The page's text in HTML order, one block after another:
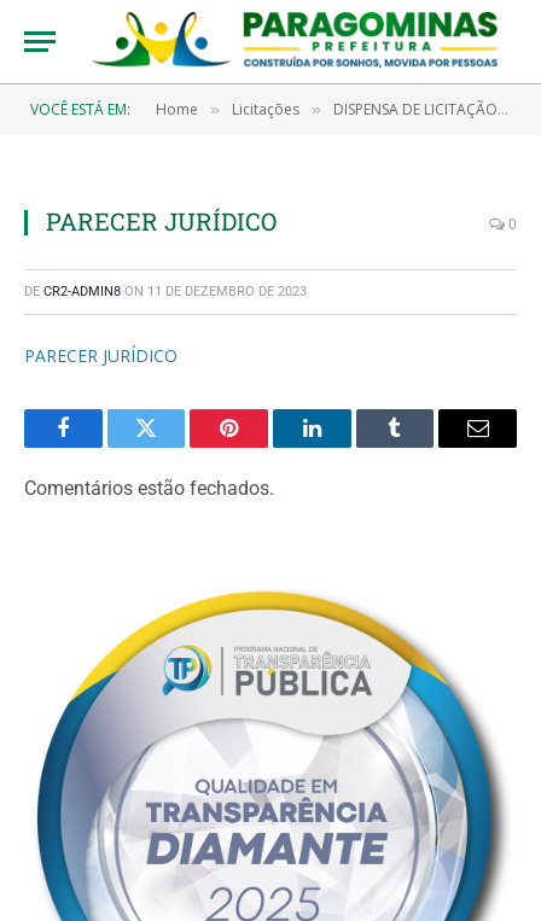
VOCÊ ESTÁ EM: Home » Licitações » DISPENSA DE LICITAÇÃO N° 7/2022-00060 (CONTRATAÇÃO DIRETA ATRAVÉS DE DISPENSA DE LICITAÇÃO DE SERVIÇOS REMANESCENTES DO PROCESSO LICITATÓRIO PREGÃO PRESENCIAL N° 9/2017-00019 REFERENTE AO TRANSPORTE ESCOLAR PARA ALUNOS RESIDENTES NAS ZONAS URBANA E RURAL DO MUNICÍPIO DE PARAGOMINAS)
PARECER JURÍDICO 0
DE CR2-ADMIN8 ON 11 DE DEZEMBRO DE 2023
PARECER JURÍDICO
FacebookTwitter Pinterest LinkedInTumblr Email
Comentários estão fechados.